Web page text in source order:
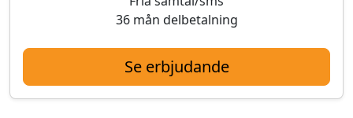
36 mån delbetalning
Se erbjudande